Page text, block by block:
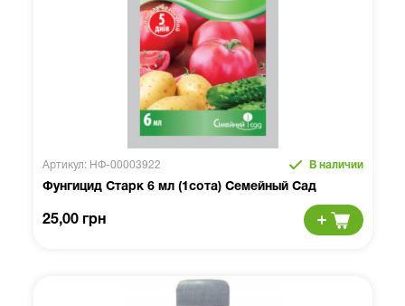
Артикул: НФ-00003922 В наличии
Фунгицид Старк 6 мл (1сота) Семейный Сад
25,00 грн